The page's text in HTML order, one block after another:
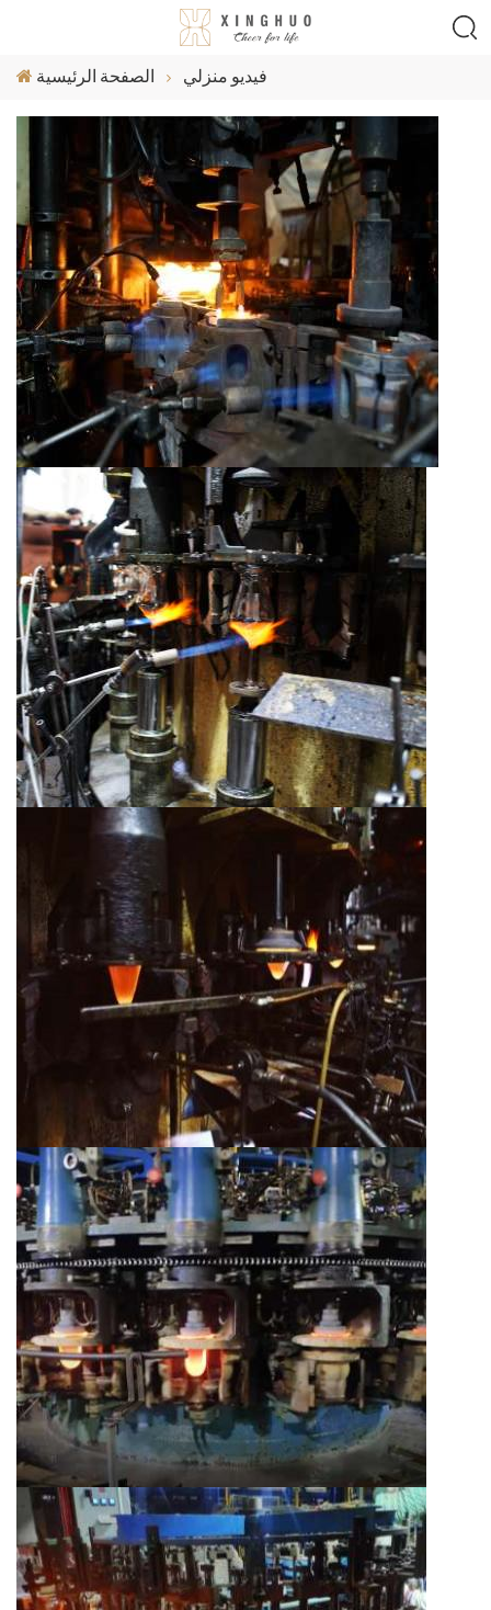
الصفحة الرئيسية فيديو منزلي